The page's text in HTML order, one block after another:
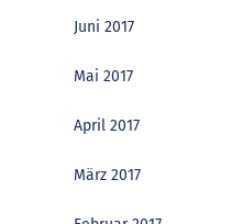
Juni 2017
Mai 2017
April 2017
März 2017